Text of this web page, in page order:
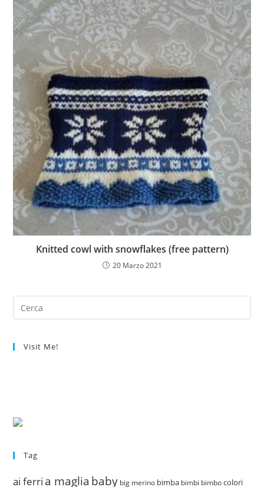
Knitted cowl with snowflakes (free pattern)
20 Marzo 2021
Visit Me!
Tag
ai ferri a maglia baby big merino bimba bimbi bimbo colori